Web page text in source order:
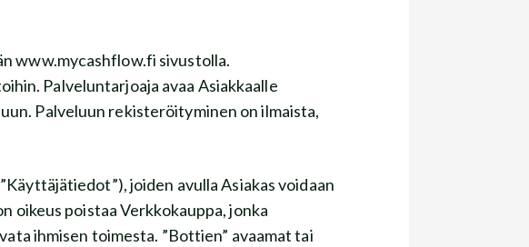
www.mycashflow.fi sivustolla.
Palveluntarjoaja avaa Asiakkaalle
Palveluun rekisteröityminen on ilmaista,
joiden avulla Asiakas voidaan
oikeus poistaa Verkkokauppa, jonka
ihmisen toimesta. ”Bottien” avaamat tai